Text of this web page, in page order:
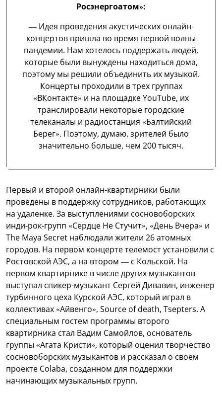
Росэнергоатом»:
— Идея проведения акустических онлайн-
концертов пришла во время первой волны
пандемии. Нам хотелось поддержать людей,
которые были вынуждены находиться дома,
поэтому мы решили объединить их музыкой.
Концерты проходили в трех группах
«ВКонтакте» и на площадке YouTube, их
транслировали некоторые городские
телеканалы и радиостанция «Балтийский
Берег». Поэтому, думаю, зрителей было
значительно больше, чем 200 тысяч.
Первый и второй онлайн-квартирники были
проведены в поддержку сотрудников, работающих
на удаленке. За выступлениями сосновоборских
инди-рок-групп «Сердце Не Стучит», «День Вчера» и
The Maya Secret наблюдали жители 26 атомных
городов. На первом концерте телемост установили с
Ростовской АЭС, а на втором — с Кольской. На
первом квартирнике в числе других музыкантов
выступал спикер-музыкант Сергей Дивавин, инженер
турбинного цеха Курской АЭС, который играл в
коллективах «Айвенго», Source of death, Tsepters. А
специальным гостем программы второго
квартирника стал Вадим Самойлов, основатель
группы «Агата Кристи», который оценил творчество
сосновоборских музыкантов и рассказал о своем
проекте Colaba, созданном для поддержки
начинающих музыкальных групп.